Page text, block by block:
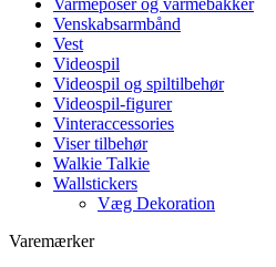
Venskabsarmbånd
Vest
Videospil
Videospil og spiltilbehør
Videospil-figurer
Vinteraccessories
Viser tilbehør
Walkie Talkie
Wallstickers
Væg Dekoration
Varemærker